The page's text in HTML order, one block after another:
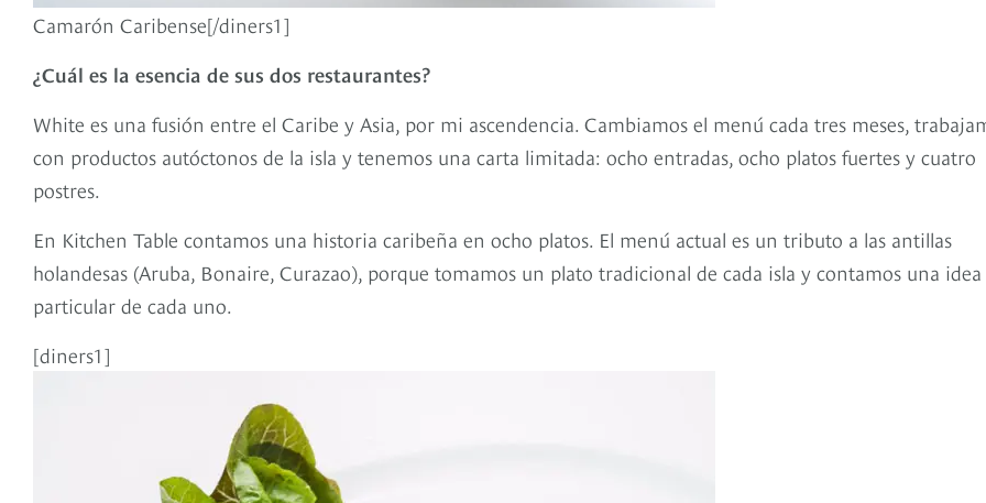
Camarón Caribense[/diners1]
¿Cuál es la esencia de sus dos restaurantes?
White es una fusión entre el Caribe y Asia, por mi ascendencia. Cambiamos el menú cada tres meses,
con productos autóctonos de la isla y tenemos una carta limitada: ocho entradas, ocho platos fuertes y cuatro
postres.
En Kitchen Table contamos una historia caribeña en ocho platos. El menú actual es un tributo a las antillas
holandesas (Aruba, Bonaire, Curazao), porque tomamos un plato tradicional de cada isla y contamos una idea
particular de cada uno.
[diners1]